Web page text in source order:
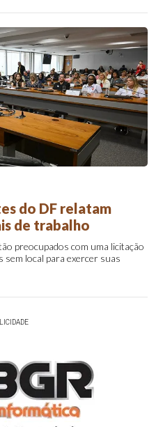
do DF relatam
de trabalho
preocupados com uma licitação
sem local para exercer suas